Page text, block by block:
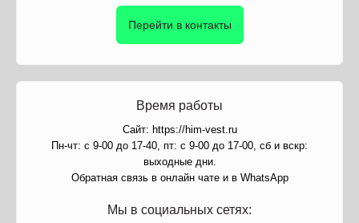
Перейти в контакты
Время работы
Сайт: https://him-vest.ru
Пн-чт: с 9-00 до 17-40, пт: с 9-00 до 17-00, сб и вскр:
выходные дни.
Обратная связь в онлайн чате и в WhatsApp
Мы в социальных сетях: